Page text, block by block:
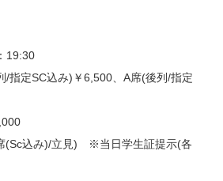
19:30
/指定SC込み)￥6,500、A席(後列/指定
(Sc込み)/立見) ※当日学生証提示(各